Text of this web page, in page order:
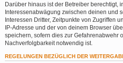
Darüber hinaus ist der Betreiber berechtigt,
Interessenabwägung zwischen deinen und
Interessen Dritter, Zeitpunkte von Zugriffen
IP-Adresse und der von deinem Browser
speichern, sofern dies zur Gefahrenabwehr
Nachverfolgbarkeit notwendig ist.
REGELUNGEN BEZÜGLICH DER